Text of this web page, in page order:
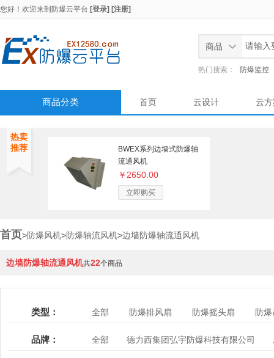
您好！欢迎来到 防爆云平台 [登录] [注册]
商品
热门搜索： 防爆监控
商品分类 首页 云设计 云
热卖
推荐
BWEX系列边墙式防爆轴
流通风机
￥2650.00
立即购买
首页>防爆风机>防爆轴流风机>边墙防爆轴流通风机
边墙防爆轴流通风机共22个商品
类型： 全部 防爆排风扇 防爆摇头扇
防
品牌： 全部 德力西集团弘宇防爆科技有限公司